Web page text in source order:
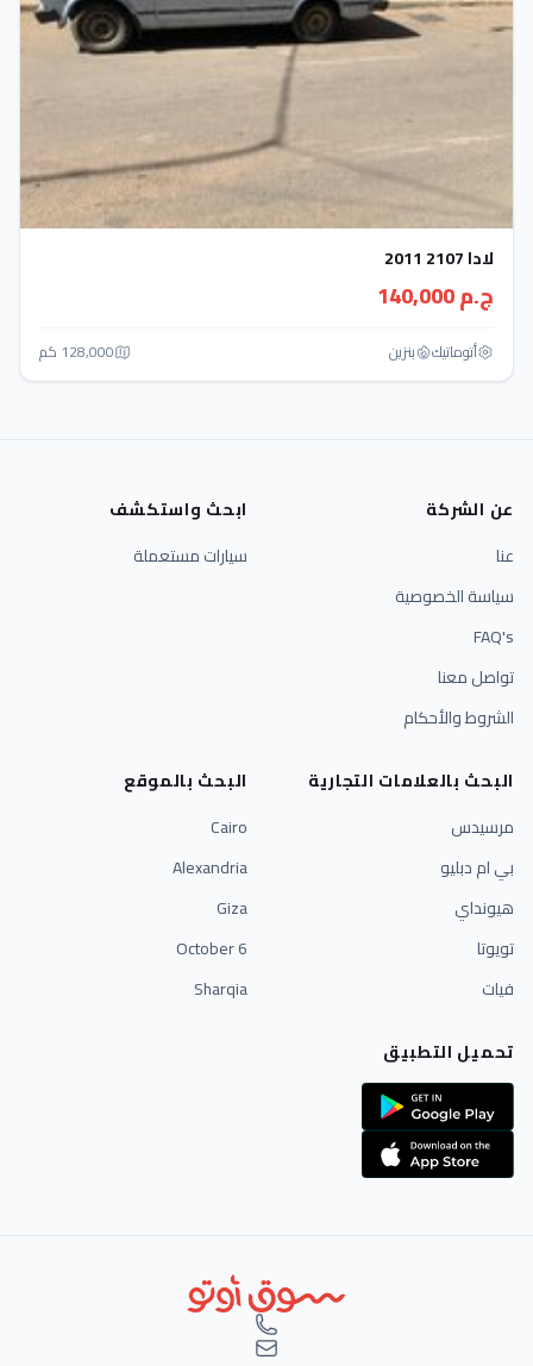
لادا 2107 2011
ج.م 140,000
أتوماتيك‎ بنزين 128,000 كم
عن الشركة
عنا
سياسة الخصوصية
FAQ's
تواصل معنا
الشروط والأحكام
ابحث واستكشف
سيارات مستعملة
البحث بالعلامات التجارية
مرسيدس
بي ام دبليو
هيونداي
تويوتا
فيات
البحث بالموقع
Cairo
Alexandria
Giza
6 October
Sharqia
تحميل التطبيق